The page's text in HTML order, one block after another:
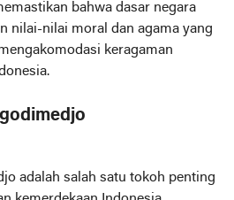
bahwa dasar negara
nilai-nilai moral dan agama yang
keragaman
adalah salah satu tokoh penting